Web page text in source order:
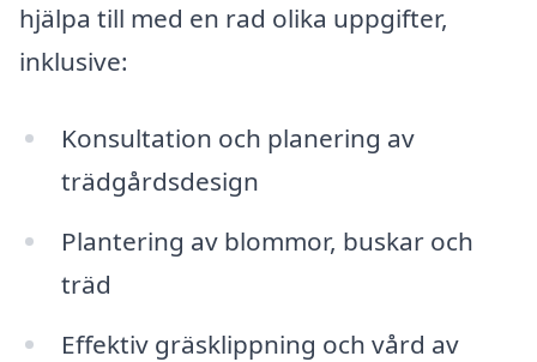
hjälpa till med en rad olika uppgifter,
inklusive:
Konsultation och planering av
trädgårdsdesign
Plantering av blommor, buskar och
träd
Effektiv gräsklippning och vård av